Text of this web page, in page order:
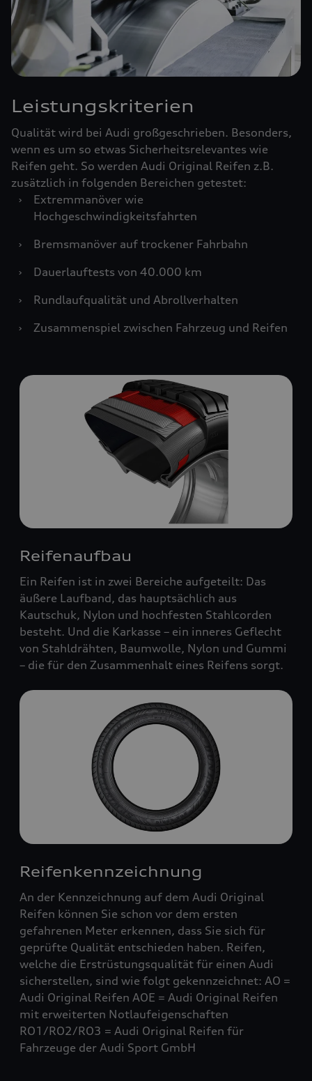
Leistungskriterien
Qualität wird bei Audi großgeschrieben. Besonders,
wenn es um so etwas Sicherheitsrelevantes wie
Reifen geht. So werden Audi Original Reifen z.B.
zusätzlich in folgenden Bereichen getestet:
›
Extremmanöver wie
Hochgeschwindigkeitsfahrten
›
Bremsmanöver auf trockener Fahrbahn
›
Dauerlauftests von 40.000 km
›
Rundlaufqualität und Abrollverhalten
›
Zusammenspiel zwischen Fahrzeug und Reifen
Reifenaufbau
Ein Reifen ist in zwei Bereiche aufgeteilt: Das
äußere Laufband, das hauptsächlich aus
Kautschuk, Nylon und hochfesten Stahlcorden
besteht. Und die Karkasse – ein inneres Geflecht
von Stahldrähten, Baumwolle, Nylon und Gummi
– die für den Zusammenhalt eines Reifens sorgt.
Reifenkennzeichnung
An der Kennzeichnung auf dem Audi Original
Reifen können Sie schon vor dem ersten
gefahrenen Meter erkennen, dass Sie sich für
geprüfte Qualität entschieden haben. Reifen,
welche die Erstrüstungsqualität für einen Audi
sicherstellen, sind wie folgt gekennzeichnet: AO =
Audi Original Reifen AOE = Audi Original Reifen
mit erweiterten Notlaufeigenschaften
RO1/RO2/RO3 = Audi Original Reifen für
Fahrzeuge der Audi Sport GmbH